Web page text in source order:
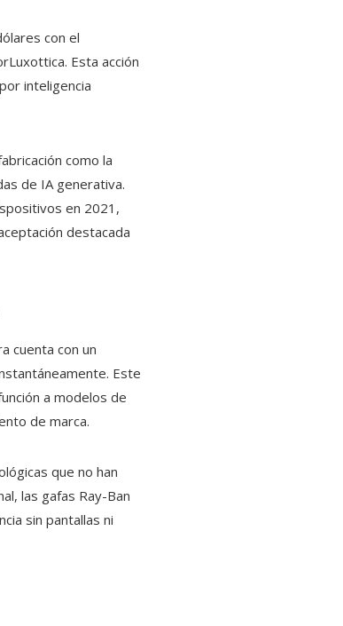
con el
Esta acción
inteligencia
como la
de IA generativa.
en 2021,
destacada
cuenta con un
Este
a modelos de
de marca.
que no han
las gafas Ray-Ban
sin pantallas ni